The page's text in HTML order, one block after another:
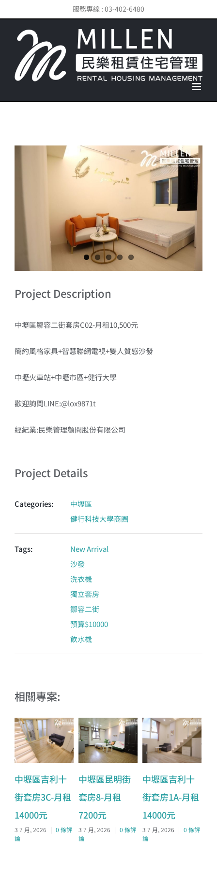
content
服務專線 : 03-402-6480
Project Description
中壢區鄒容二街套房C02-月租10,500元
簡約風格家具+智慧聯網電視+雙人質感沙發
中壢火車站+中壢市區+健行大學
歡迎詢問LINE:@lox9871t
經紀業:民樂管理顧問股份有限公司
Project Details
Categories:
中壢區
健行科技大學商圈
Tags:
New Arrival
沙發
洗衣機
獨立套房
鄒容二街
預算$10000
飲水機
相關專案:
中壢區吉利十
街套房3C-月租
14000元
3 7 月, 2026 | 0 條評
論
中壢區昆明街
套房8-月租
7200元
3 7 月, 2026 | 0 條評
論
中壢區吉利十
街套房1A-月租
14000元
3 7 月, 2026 | 0 條評
論